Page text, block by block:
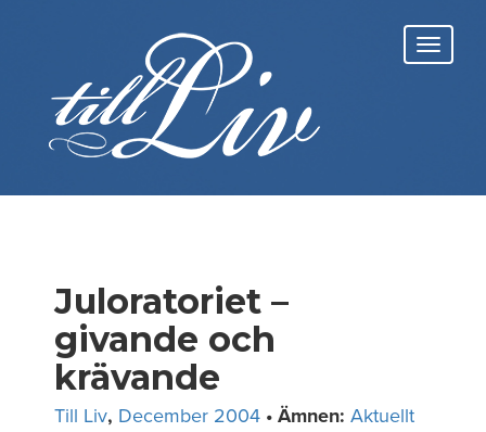
Juloratoriet –
givande och
krävande
Till Liv, December 2004 • Ämnen: Aktuellt